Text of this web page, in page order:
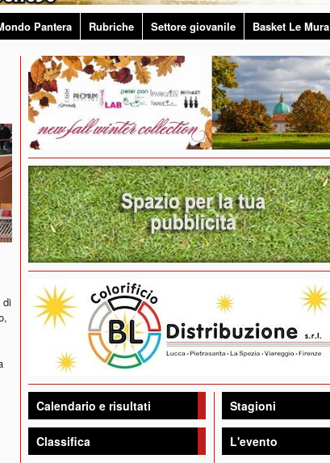
Pantera Rubriche Settore giovanile Basket Le Mura
di
Calendario e risultati
Classifica
Stagioni
L'evento